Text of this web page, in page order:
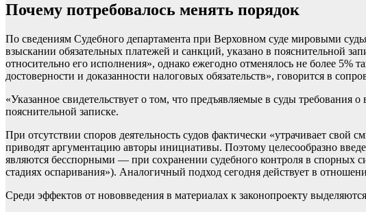
Почему потребовалось менять порядок
По сведениям Судебного департамента при Верховном суде мировыми
взыскании обязательных платежей и санкций, указано в пояснительной
относительно его исполнения», однако ежегодно отменялось не более 5%
достоверности и доказанности налоговых обязательств», говорится в
«Указанное свидетельствует о том, что предъявляемые в суды
пояснительной записке.
При отсутствии споров деятельность судов фактически «утрачивает
приводят аргументацию авторы инициативы. Поэтому целесообразно
являются бесспорными — при сохранении судебного контроля в спорных
стадиях оспаривания»). Аналогичный подход сегодня действует в
Среди эффектов от нововведения в материалах к законопроекту